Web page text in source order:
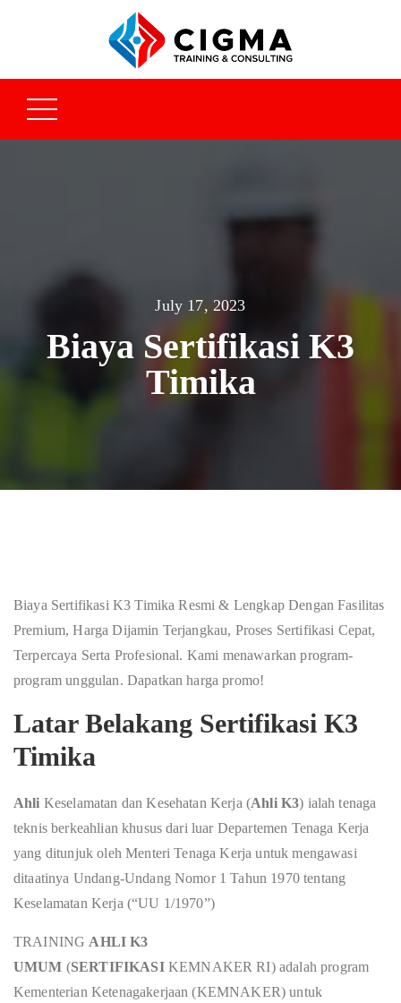
July 17, 2023
Biaya Sertifikasi K3
Timika
Biaya Sertifikasi K3 Timika Resmi & Lengkap Dengan Fasilitas
Premium, Harga Dijamin Terjangkau, Proses Sertifikasi Cepat,
Terpercaya Serta Profesional. Kami menawarkan program-
program unggulan. Dapatkan harga promo!
Latar Belakang Sertifikasi K3
Timika
Ahli Keselamatan dan Kesehatan Kerja (Ahli K3) ialah tenaga
teknis berkeahlian khusus dari luar Departemen Tenaga Kerja
yang ditunjuk oleh Menteri Tenaga Kerja untuk mengawasi
ditaatinya Undang-Undang Nomor 1 Tahun 1970 tentang
Keselamatan Kerja (“UU 1/1970”)
TRAINING AHLI K3
UMUM (SERTIFIKASIKEMNAKER RI) adalah program
Kementerian Ketenagakerjaan (KEMNAKER) untuk